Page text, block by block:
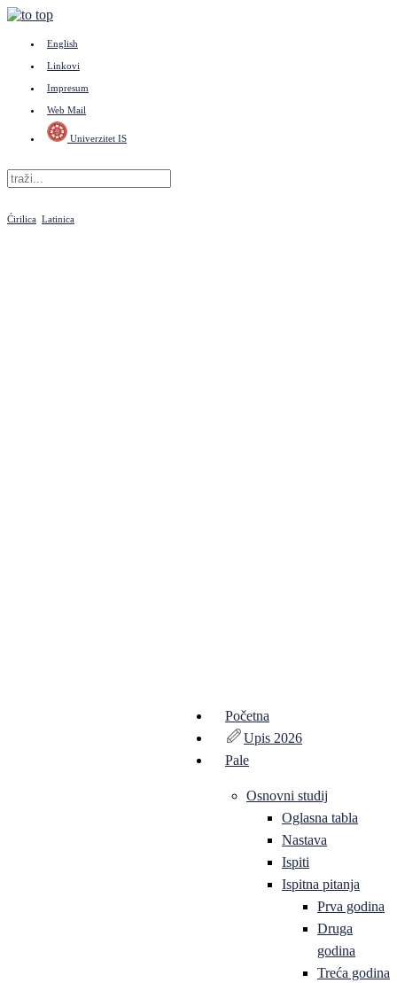
English
Linkovi
Impresum
Web Mail
Univerzitet IS
Ćirilica Latinica
Početna
Upis 2026
Pale
Osnovni studij
Oglasna tabla
Nastava
Ispiti
Ispitna pitanja
Prva godina
Druga
godina
Treća godina